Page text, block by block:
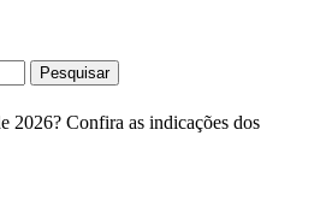
2026? Confira as indicações dos